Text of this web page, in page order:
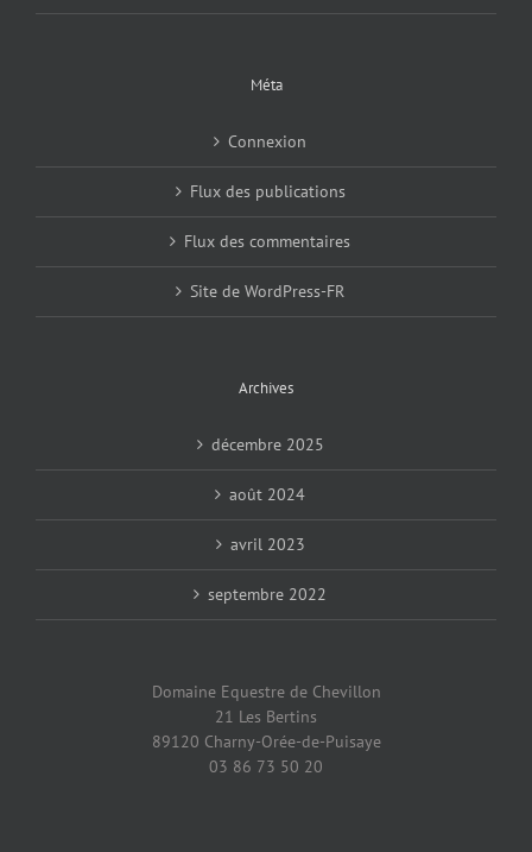
Méta
Connexion
Flux des publications
Flux des commentaires
Site de WordPress-FR
Archives
décembre 2025
août 2024
avril 2023
septembre 2022
Domaine Equestre de Chevillon
21 Les Bertins
89120 Charny-Orée-de-Puisaye
03 86 73 50 20